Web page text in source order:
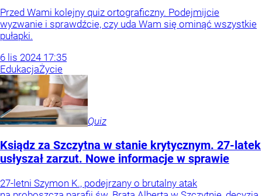
Przed Wami kolejny quiz ortograficzny. Podejmijcie
wyzwanie i sprawdźcie, czy uda Wam się ominąć wszystkie
pułapki.
6 lis 2024 17:35
EdukacjaŻycie
Quiz
Ksiądz za Szczytna w stanie krytycznym. 27-latek
usłyszał zarzut. Nowe informacje w sprawie
27-letni Szymon K., podejrzany o brutalny atak